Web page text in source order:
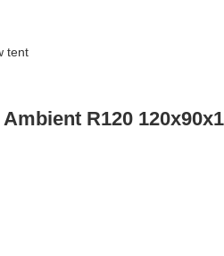
R120